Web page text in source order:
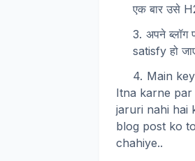
एक बार उसे
अपने
satisfy हो
Main
Itna karne par
jaruri nahi hai
blog post ko
chahiye..